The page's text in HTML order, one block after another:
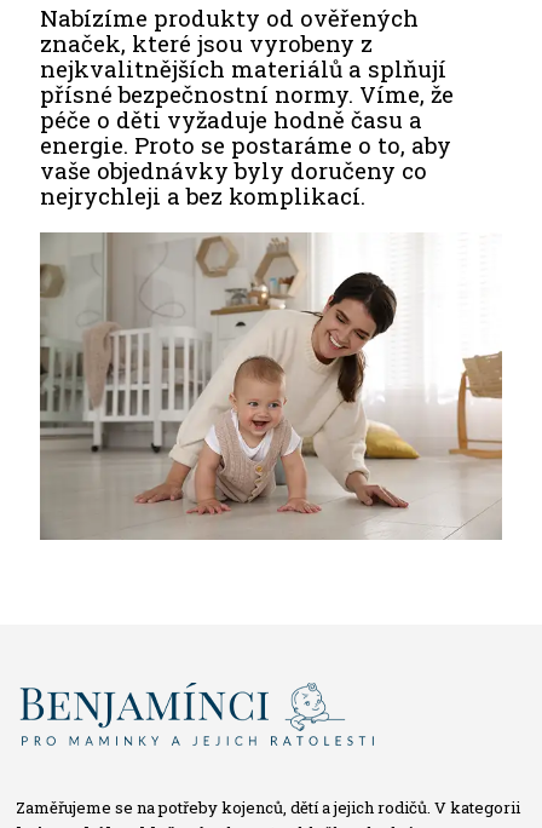
Nabízíme produkty od ověřených
značek, které jsou vyrobeny z
nejkvalitnějších materiálů a splňují
přísné bezpečnostní normy. Víme, že
péče o děti vyžaduje hodně času a
energie. Proto se postaráme o to, aby
vaše objednávky byly doručeny co
nejrychleji a bez komplikací.
Zaměřujeme se na potřeby kojenců, dětí a jejich rodičů. V kategorii